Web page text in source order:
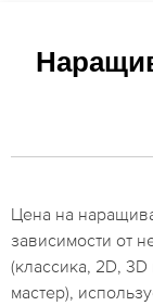
Цена на
зависимости от
(классика, 2D,
мастер),